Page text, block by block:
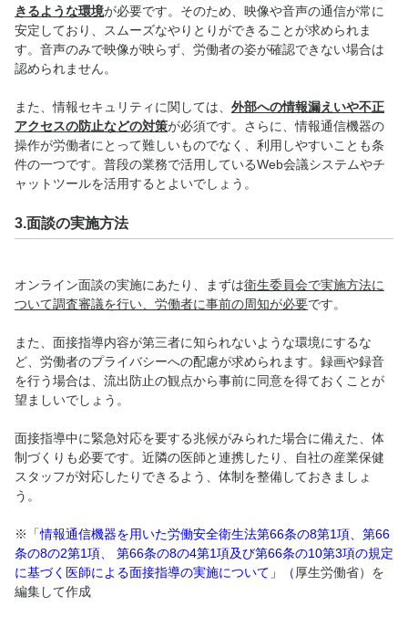
きるような環境が必要です。そのため、映像や音声の通信が常に
安定しており、スムーズなやりとりができることが求められま
す。音声のみで映像が映らず、労働者の姿が確認できない場合は
認められません。
また、情報セキュリティに関しては、 外部への情報漏えいや不正
アクセスの防止などの対策が必須です。さらに、情報通信機器の
操作が労働者にとって難しいものでなく、利用しやすいことも条
件の一つです。普段の業務で活用しているWeb会議システムやチ
ャットツールを活用するとよいでしょう。
3.面談の実施方法
オンライン面談の実施にあたり、まずは衛生委員会で実施方法に
ついて調査審議を行い、労働者に事前の周知が必要です。
また、面接指導内容が第三者に知られないような環境にするな
ど、労働者のプライバシーへの配慮が求められます。録画や録音
を行う場合は、流出防止の観点から事前に同意を得ておくことが
望ましいでしょう。
面接指導中に緊急対応を要する兆候がみられた場合に備えた、体
制づくりも必要です。近隣の医師と連携したり、自社の産業保健
スタッフが対応したりできるよう、体制を整備しておきましょ
う。
※「情報通信機器を用いた労働安全衛生法第66条の8第1項、第66
条の8の2第1項、 第66条の8の4第1項及び第66条の10第3項の規定
に基づく医師による面接指導の実施について 」（ 厚生労働省）を
編集して作成